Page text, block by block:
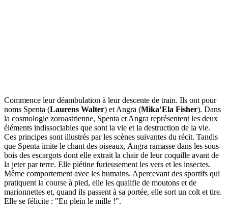
Commence leur déambulation à leur descente de train. Ils ont pour
noms Spenta (Laurens Walter) et Angra (Mika’Ela Fisher). Dans
la cosmologie zoroastrienne, Spenta et Angra représentent les deux
éléments indissociables que sont la vie et la destruction de la vie.
Ces principes sont illustrés par les scènes suivantes du récit. Tandis
que Spenta imite le chant des oiseaux, Angra ramasse dans les sous-
bois des escargots dont elle extrait la chair de leur coquille avant de
la jeter par terre. Elle piétine furieusement les vers et les insectes.
Même comportement avec les humains. Apercevant des sportifs qui
pratiquent la course à pied, elle les qualifie de moutons et de
marionnettes et, quand ils passent à sa portée, elle sort un colt et tire.
Elle se félicite : "En plein le mille !".